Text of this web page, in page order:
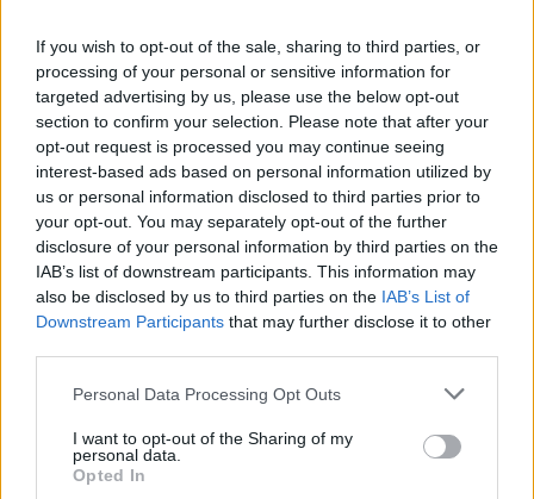
If you wish to opt-out of the sale, sharing to third parties, or
processing of your personal or sensitive information for
targeted advertising by us, please use the below opt-out
section to confirm your selection. Please note that after your
opt-out request is processed you may continue seeing
interest-based ads based on personal information utilized by
us or personal information disclosed to third parties prior to
your opt-out. You may separately opt-out of the further
disclosure of your personal information by third parties on the
IAB’s list of downstream participants. This information may
also be disclosed by us to third parties on the IAB’s List of
Downstream Participants that may further disclose it to other
Please note that this website/app uses one or more Google
not limited to your visit or usage behaviour. You may click to
grant or deny consent to Google and its third-party tags to
use your data for below specified purposes in below Google
Personal Data Processing Opt Outs
I want to opt-out of the Sharing of my
personal data.
Opted In
FINANÇA
Autoridades do Fed avaliam impacto dos investimentos
Beatriz Almeida · 7 ago 2026